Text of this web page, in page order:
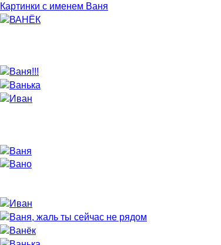
Картинки с именем Ваня